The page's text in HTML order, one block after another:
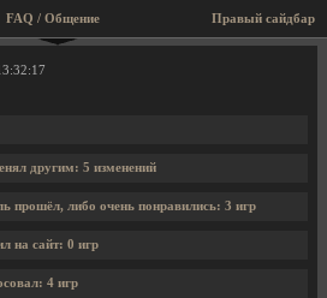
Правый сайдбар
FAQ / Общение
пользователя Ving
другим: 5 изменений
прошёл, либо очень понравились: 3 игр
на сайт: 0 игр
4 игр